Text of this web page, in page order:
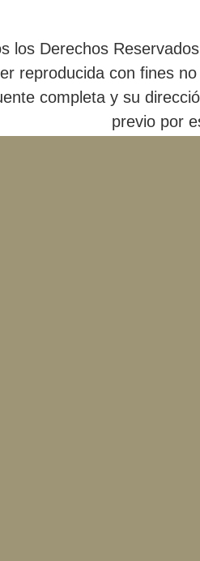
los Derechos
reproducida con fines
completa y su
previo por